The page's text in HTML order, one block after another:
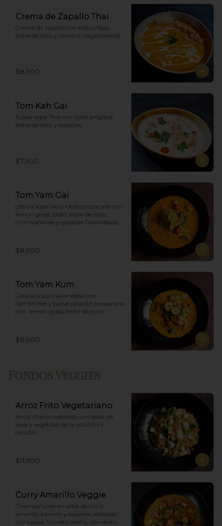
Crema de Zapallo Thai
Crema de zapallo con tofu crispy,
leche de coco y cilantro. (vegetariana)
$8.900
Tom Kah Gai
Suave sopa Thai con pollo jengibre
leche de coco y especias.
$7.900
Tom Yam Gai
clásica sopa tailandesa preparada con
lemon grass, pollo, leche de coco,
champiñones y especias Tailandesas.
$8.900
Tom Yam Kum
Clásica sopa thailandesa con
camarones y suave picante, preparada
con  lemon grass, leche de coco,
$8.900
Arroz Frito Vegetariano
Arroz Blanco salteado con salsa de
soya y vegetales de la estación y
cebollín.
$11.500
Curry Amarillo Veggie
Champiñones en salsa de curry
amarillo picante y especies, salteada
con papas, tomate cherry, pimiento.